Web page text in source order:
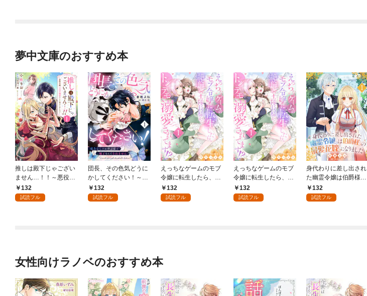
夢中文庫のおすすめ本
推しは殿下じゃござい
ません…！！～悪役令
嬢、甘攻め溺愛ルート
に突入しました！？～
132
試読フル
団長、その色気どうに
かしてください！～魔
力なしのお世話係は魅
了なんてされません～
132
試読フル
えっちなゲームのモブ
令嬢に転生したら、絶
倫騎士隊長様からトン
デモ溺愛されてま
132
試読フル
えっちなゲームのモブ
令嬢に転生したら、絶
倫騎士隊長様からトン
デモ溺愛されてま
132
試読フル
身代わりに差し出され
た幽霊令嬢は伯爵様の
最愛花嫁になりました
１
132
試読フル
女性向けラノベのおすすめ本